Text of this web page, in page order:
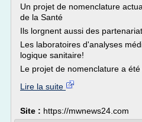
Un projet de nomenclature
de la Santé
Ils lorgnent aussi des
Les laboratoires d'analyses
logique sanitaire!
Le projet de nomenclature a été
Lire la suite
Site : https://mwnews24.com